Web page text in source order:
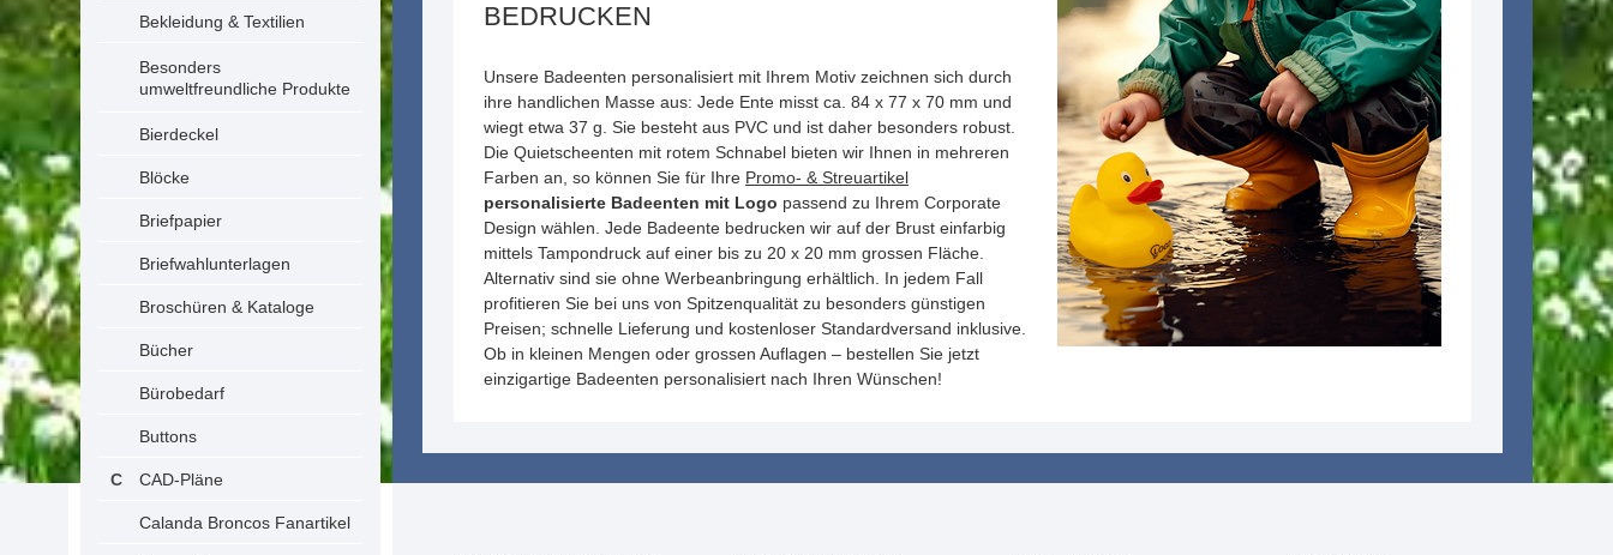
Bekleidung & Textilien
Besonders
umweltfreundliche Produkte
Bierdeckel
Blöcke
Briefpapier
Briefwahlunterlagen
Broschüren & Kataloge
Bücher
Bürobedarf
Buttons
CAD-Pläne
Calanda Broncos Fanartikel
BEDRUCKEN
Unsere Badeenten personalisiert mit Ihrem Motiv zeichnen sich durch
ihre handlichen Masse aus: Jede Ente misst ca. 84 x 77 x 70 mm und
wiegt etwa 37 g. Sie besteht aus PVC und ist daher besonders robust.
Die Quietscheenten mit rotem Schnabel bieten wir Ihnen in mehreren
Farben an, so können Sie für Ihre Promo- & Streuartikel
personalisierte Badeenten mit Logo passend zu Ihrem Corporate
Design wählen. Jede Badeente bedrucken wir auf der Brust einfarbig
mittels Tampondruck auf einer bis zu 20 x 20 mm grossen Fläche.
Alternativ sind sie ohne Werbeanbringung erhältlich. In jedem Fall
profitieren Sie bei uns von Spitzenqualität zu besonders günstigen
Preisen; schnelle Lieferung und kostenloser Standardversand inklusive.
Ob in kleinen Mengen oder grossen Auflagen – bestellen Sie jetzt
einzigartige Badeenten personalisiert nach Ihren Wünschen!